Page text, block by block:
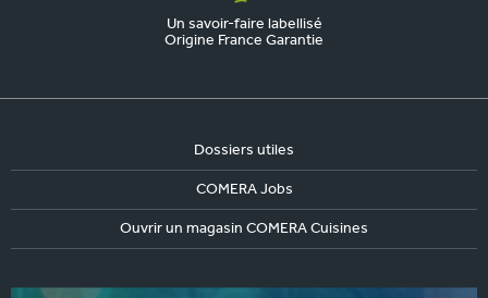
Un savoir-faire labellisé
Origine France Garantie
Dossiers utiles
COMERA Jobs
Ouvrir un magasin COMERA Cuisines